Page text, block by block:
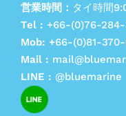
営業時間： タイ時間
Tel : +66-(0)76-284-
Mob: +66-(0)81-370-
Mail :
LINE : @bluemarine